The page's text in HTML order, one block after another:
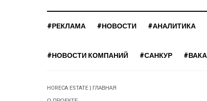
#РЕКЛАМА #НОВОСТИ #АНАЛИТИКА
#НОВОСТИ КОМПАНИЙ #САНКУР
HORECA ESTATE | ГЛАВНАЯ